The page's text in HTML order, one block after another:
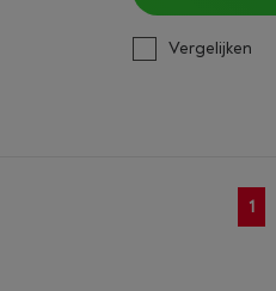
Vergelijken
1